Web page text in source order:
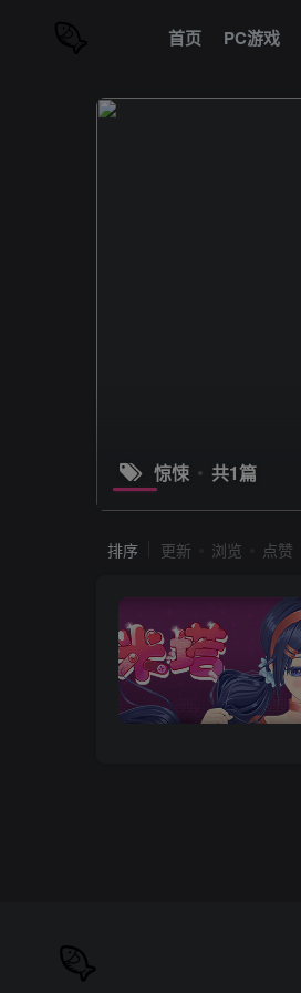
首页 PC游戏
惊悚 共1篇
排序 更新 浏览 点赞